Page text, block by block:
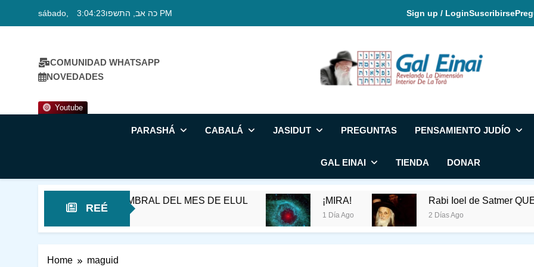
sábado, כה אב, התשפו 3:04:24 PM Sign up / LoginSuscribirse
COMUNIDAD WHATSAPP
NOVEDADES
Youtube Gal Einai En
PARASHÁ CABALÁ JASIDUT PREGUNTAS PENSAMIENTO JUDÍO
GAL EINAI TIENDA DONAR
REÉ
REÉ – EN EL UMBRAL DEL MES DE ELUL ¡MIRA!
1 Día Ago
Rabi Ioel de Satmer QUERÍA
2 Días Ago
Home maguid